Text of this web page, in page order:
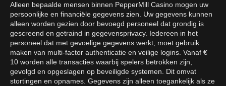
Alleen bepaalde mensen binnen PepperMill Casino mogen uw
persoonlijke en financiële gegevens zien. Uw gegevens kunnen
alleen worden gezien door bevoegd personeel dat grondig is
gescreend en getraind in gegevensprivacy. Iedereen in het
personeel dat met gevoelige gegevens werkt, moet gebruik
maken van multi-factor authenticatie en veilige logins. Vanaf €
10 worden alle transacties waarbij spelers betrokken zijn,
gevolgd en opgeslagen op beveiligde systemen. Dit omvat
stortingen en opnames. Gegevens zijn alleen toegankelijk als ze